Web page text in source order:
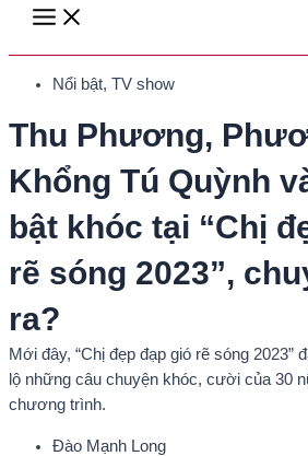
Main
Menu
Nổi bật, TV show
Thu Phương,
Khổng Tú Quỳnh
bật khóc tại “Chị
rẽ sóng 2023”,
ra?
Mới đây, “Chị đẹp đạp gió rẽ sóng 2023”
lộ những câu chuyện khóc, cười của 30
chương trình.
Đào Mạnh Long